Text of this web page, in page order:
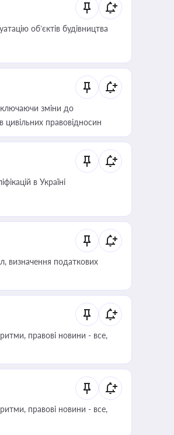
об’єктів будівництва
зміни до
цивільних правовідносин
в Україні
визначення податкових
правові новини - все,
правові новини - все,